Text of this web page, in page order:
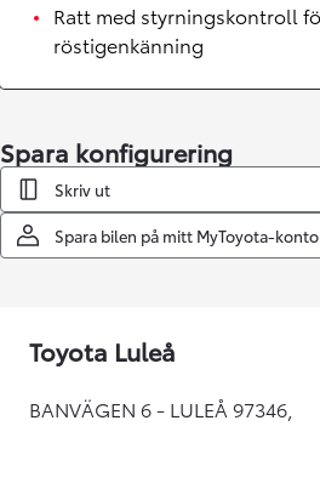
Ratt med styrningskontroll
röstigenkänning
Spara konfigurering
Skriv ut
Spara bilen på mitt MyToyota-konto
Toyota Luleå
BANVÄGEN 6 - LULEÅ 97346,